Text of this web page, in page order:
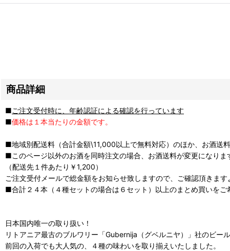
商品詳細
■ご注文受付時に、年齢認証による確認を行っています
■価格は１本当たりの金額です。
■地域別配送料（合計金額\11,000以上で無料対応）のほか、お酒送料
■このページ以外のお酒を同時注文の場合、お酒送料が変更になりま
（配送先１件あたり￥1,200）
ご注文受付メールで総金額をお知らせ致しますので、ご確認頂きます
■合計２４本（４種セットの場合は６セット）以上のまとめ買いをご
日本国内唯一の取り扱い！
リトアニア最古のブルワリー「Gubernija（グベルニヤ）」社のビール
前回の入荷でも大人気の、４種の味わいを取り揃えいたしました。